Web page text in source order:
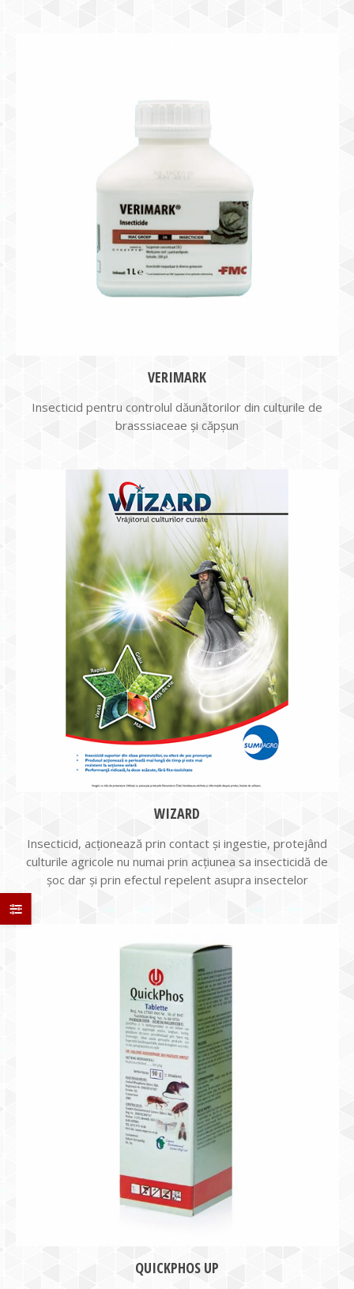
VERIMARK
Insecticid pentru controlul dăunătorilor din culturile de
brasssiaceae și căpșun
WIZARD
Insecticid, acţionează prin contact şi ingestie, protejând
culturile agricole nu numai prin acţiunea sa insecticidă de
şoc dar şi prin efectul repelent asupra insectelor
QUICKPHOS UP